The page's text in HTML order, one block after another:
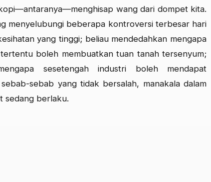
wang dari dompet kita.
menyelubungi beberapa kontroversi terbesar hari
yang tinggi; beliau mendedahkan mengapa
boleh membuatkan tuan tanah tersenyum;
sesetengah industri boleh mendapat
sebab yang tidak bersalah, manakala dalam
sedang berlaku.